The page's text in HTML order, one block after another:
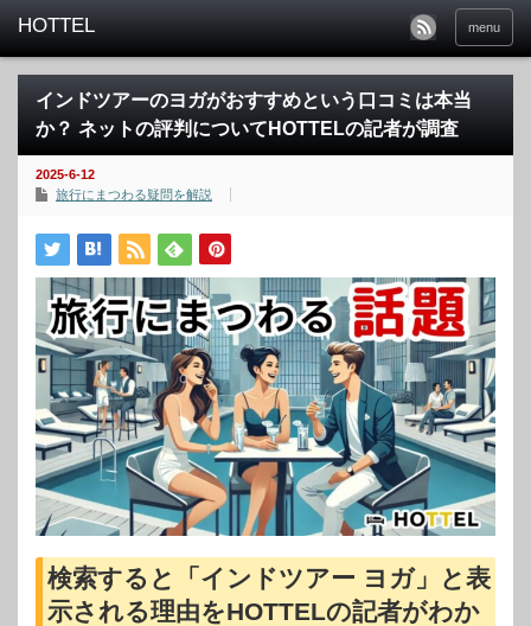
menu
インドツアーのヨガがおすすめという口コミは本当
か？ ネットの評判についてHOTTELの記者が調査
2025-6-12
旅行にまつわる疑問を解説
検索すると「インドツアー ヨガ」と表
示される理由をHOTTELの記者がわか